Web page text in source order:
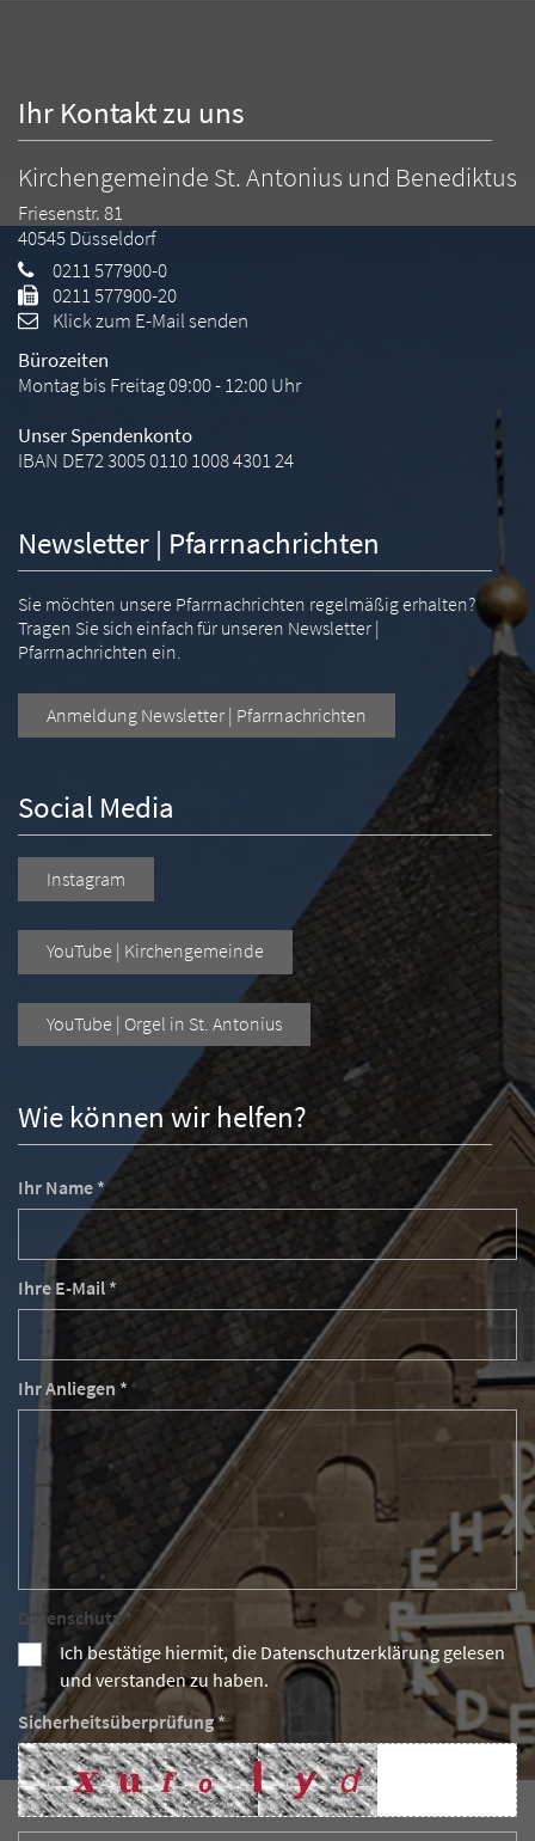
Wie können wir helfen?
Ihr Name *
Ihre E-Mail *
Ihr Anliegen *
Datenschutz *
Ich bestätige hiermit, die Datenschutzerklärung gelesen
und verstanden zu haben.
Sicherheitsüberprüfung *
Ihr Kontakt zu uns
Kirchengemeinde St. Antonius und Benediktus
Friesenstr. 81
40545Düsseldorf
0211 577900-0
0211 577900-20
Klick zum E-Mail senden
Bürozeiten
Montag bis Freitag 09:00 - 12:00 Uhr
Unser Spendenkonto
IBAN DE72 3005 0110 1008 4301 24
Newsletter | Pfarrnachrichten
Sie möchten unsere Pfarrnachrichten regelmäßig erhalten?
Tragen Sie sich einfach für unseren Newsletter |
Pfarrnachrichten ein.
Anmeldung Newsletter | Pfarrnachrichten
Social Media
Instagram
YouTube | Kirchengemeinde
YouTube | Orgel in St. Antonius